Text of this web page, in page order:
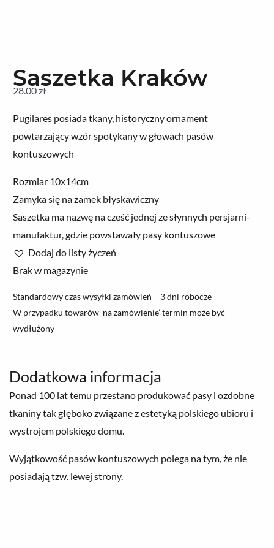
Saszetka Kraków
28.00zł
Pugilares posiada tkany, historyczny ornament
powtarzający wzór spotykany w głowach pasów
kontuszowych
Rozmiar 10x14cm
Zamyka się na zamek błyskawiczny
Saszetka ma nazwę na cześć jednej ze słynnych persjarni-
manufaktur, gdzie powstawały pasy kontuszowe
Dodaj do listy życzeń
Brak w magazynie
Standardowy czas wysyłki zamówień – 3 dni robocze
W przypadku towarów 'na zamówienie’ termin może być
wydłużony
Dodatkowa informacja
Ponad 100 lat temu przestano produkować pasy i ozdobne
tkaniny tak głęboko związane z estetyką polskiego ubioru i
wystrojem polskiego domu.
Wyjątkowość pasów kontuszowych polega na tym, że nie
posiadają tzw. lewej strony.